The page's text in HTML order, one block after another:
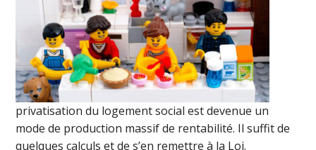
privatisation du logement social est devenue un
mode de production massif de rentabilité. Il suffit de
quelques calculs et de s’en remettre à la Loi.